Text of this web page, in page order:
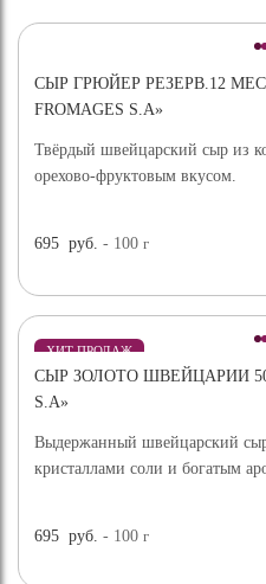
СЫР ГРЮЙЕР РЕЗЕРВ.12
FROMAGES S.A»
Твёрдый швейцарский сыр из
орехово-фруктовым вкусом.
695 руб. - 100г
ХИТ ПРОДАЖ
СЫР ЗОЛОТО ШВЕЙЦАРИИ
S.A»
Выдержанный швейцарский
кристаллами соли и богатым
695 руб. - 100г